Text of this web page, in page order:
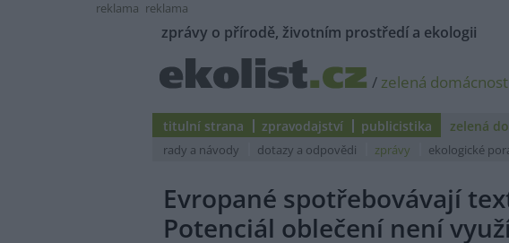
reklama reklama
zprávy o přírodě, životním prostředí a ekologii
/ zelená domácnost
titulní strana zpravodajství publicistika zelená
rady a návody dotazy a odpovědi zprávy ekologické
Evropané spotřebovávají
Potenciál oblečení není